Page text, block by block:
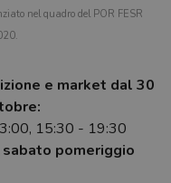
nel quadro del POR FESR
e market dal 30
15:30 - 19:30
pomeriggio